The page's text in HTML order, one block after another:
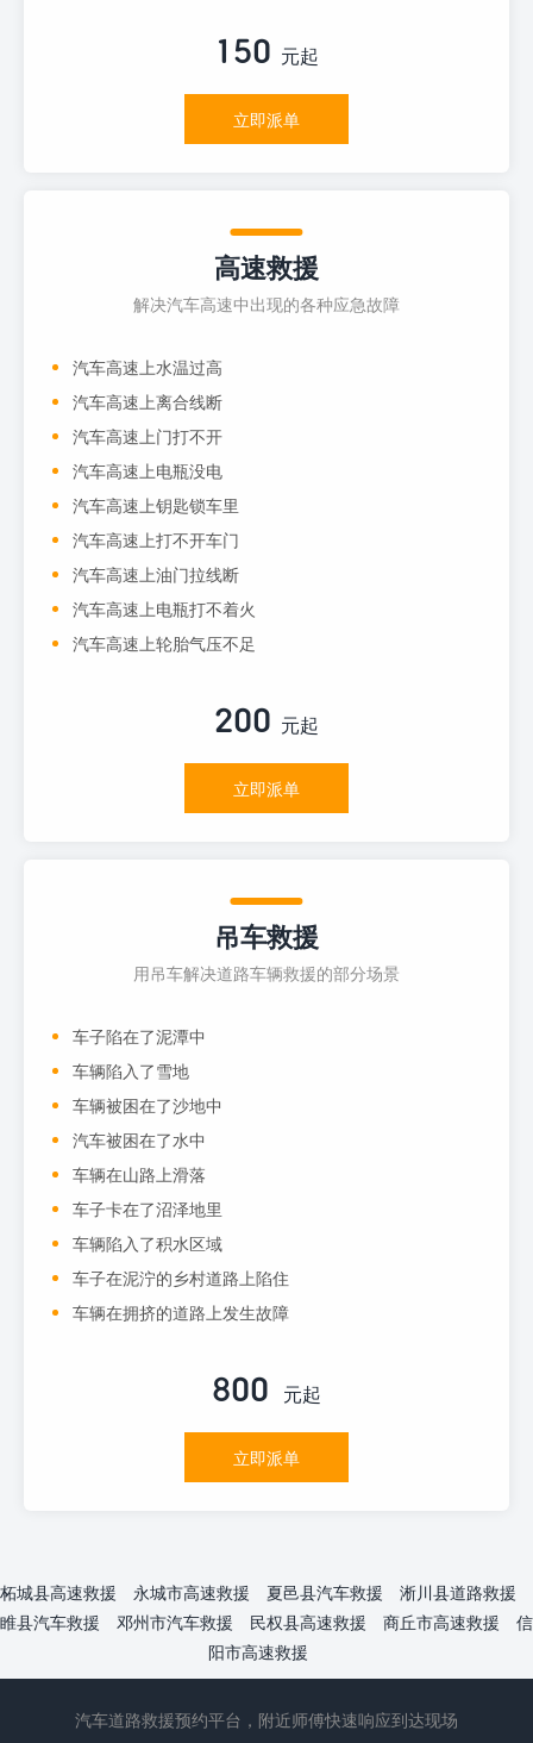
150 元起
立即派单
高速救援
解决汽车高速中出现的各种应急故障
汽车高速上水温过高
汽车高速上离合线断
汽车高速上门打不开
汽车高速上电瓶没电
汽车高速上钥匙锁车里
汽车高速上打不开车门
汽车高速上油门拉线断
汽车高速上电瓶打不着火
汽车高速上轮胎气压不足
200 元起
立即派单
吊车救援
用吊车解决道路车辆救援的部分场景
车子陷在了泥潭中
车辆陷入了雪地
车辆被困在了沙地中
汽车被困在了水中
车辆在山路上滑落
车子卡在了沼泽地里
车辆陷入了积水区域
车子在泥泞的乡村道路上陷住
车辆在拥挤的道路上发生故障
800 元起
立即派单
柘城县高速救援 永城市高速救援 夏邑县汽车救援
淅川县道路救援
睢县汽车救援
邓州市汽车救援 民权县高速救援 商丘市高速救援
信
阳市高速救援
汽车道路救援预约平台，附近师傅快速响应到达现场